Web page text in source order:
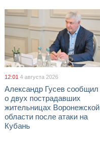
12:01 4 августа 2026
Александр Гусев сообщил
о двух пострадавших
жительницах Воронежской
области после атаки на
Кубань